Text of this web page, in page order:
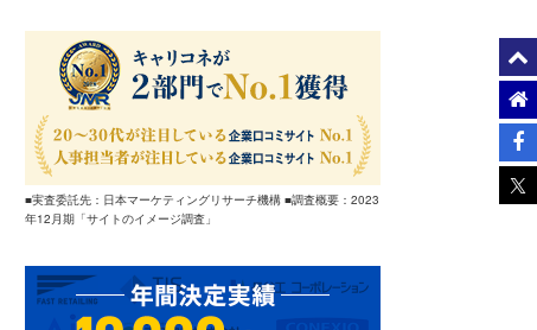
■実査委託先：日本マーケティングリサーチ機構 ■調査概要：2023
年12月期「サイトのイメージ調査」